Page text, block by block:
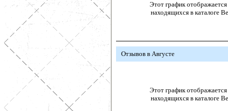
Этот график отображается
находящихся в каталоге
Отзывов в Августе
Этот график отображается
находящихся в каталоге